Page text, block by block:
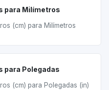
para Milímetros
(cm) para Milímetros
para Polegadas
(cm) para Polegadas (in)